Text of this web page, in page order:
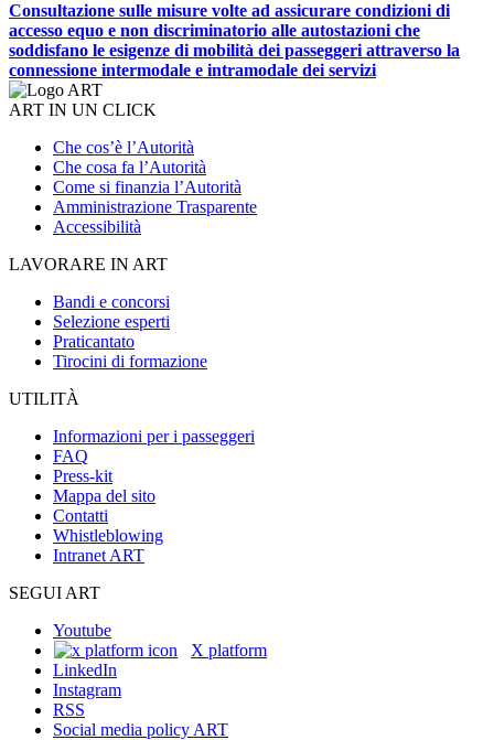
Consultazione sulle misure volte ad assicurare condizioni di
accesso equo e non discriminatorio alle autostazioni che
soddisfano le esigenze di mobilità dei passeggeri attraverso la
connessione intermodale e intramodale dei servizi
ART IN UN CLICK
Che cos’è l’Autorità
Che cosa fa l’Autorità
Come si finanzia l’Autorità
Amministrazione Trasparente
Accessibilità
LAVORARE IN ART
Bandi e concorsi
Selezione esperti
Praticantato
Tirocini di formazione
UTILITÀ
Informazioni per i passeggeri
FAQ
Press-kit
Mappa del sito
Contatti
Whistleblowing
Intranet ART
SEGUI ART
Youtube
X platform
LinkedIn
Instagram
RSS
Social media policy ART